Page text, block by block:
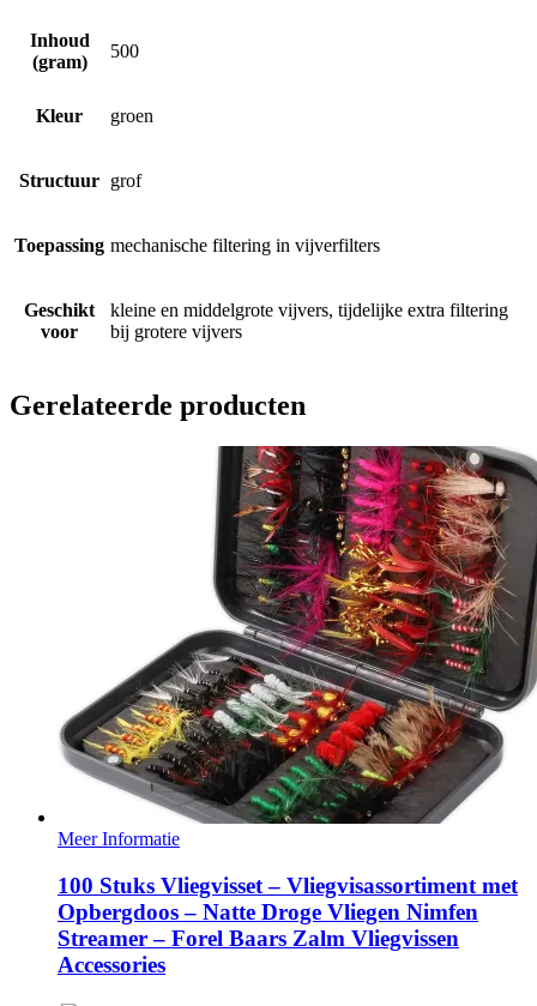
Inhoud
(gram)
500
Kleur groen
Structuur grof
Toepassing mechanische filtering in vijverfilters
Geschikt
voor
kleine en middelgrote vijvers, tijdelijke extra filtering
bij grotere vijvers
Gerelateerde producten
Meer Informatie
100 Stuks Vliegvisset – Vliegvisassortiment met
Opbergdoos – Natte Droge Vliegen Nimfen
Streamer – Forel Baars Zalm Vliegvissen
Accessories